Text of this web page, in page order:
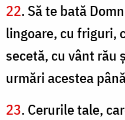
22. Să te bată
lingoare, cu friguri,
secetă, cu vânt rău
urmări acestea
23. Cerurile tale,